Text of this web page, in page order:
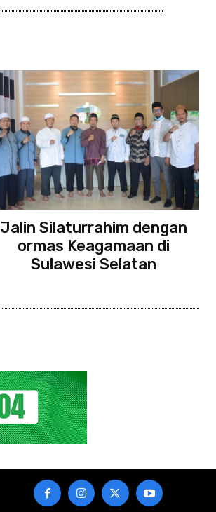
Jalin Silaturrahim dengan
ormas Keagamaan di
Sulawesi Selatan